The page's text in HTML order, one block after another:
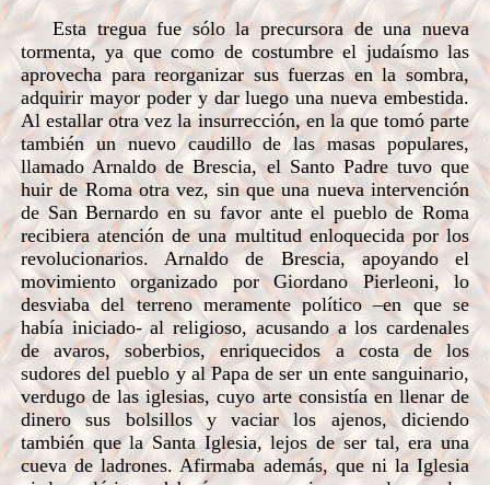
Esta tregua fue sólo la precursora de una nueva
tormenta, ya que como de costumbre el judaísmo las
aprovecha para reorganizar sus fuerzas en la sombra,
adquirir mayor poder y dar luego una nueva embestida.
Al estallar otra vez la insurrección, en la que tomó parte
también un nuevo caudillo de las masas populares,
llamado Arnaldo de Brescia, el Santo Padre tuvo que
huir de Roma otra vez, sin que una nueva intervención
de San Bernardo en su favor ante el pueblo de Roma
recibiera atención de una multitud enloquecida por los
revolucionarios. Arnaldo de Brescia, apoyando el
movimiento organizado por Giordano Pierleoni, lo
desviaba del terreno meramente político –en que se
había iniciado- al religioso, acusando a los cardenales
de avaros, soberbios, enriquecidos a costa de los
sudores del pueblo y al Papa de ser un ente sanguinario,
verdugo de las iglesias, cuyo arte consistía en llenar de
dinero sus bolsillos y vaciar los ajenos, diciendo
también que la Santa Iglesia, lejos de ser tal, era una
cueva de ladrones. Afirmaba además, que ni la Iglesia